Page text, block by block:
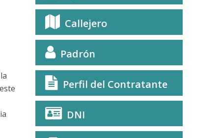
Callejero
Padrón
Perfil del Contratante
DNI